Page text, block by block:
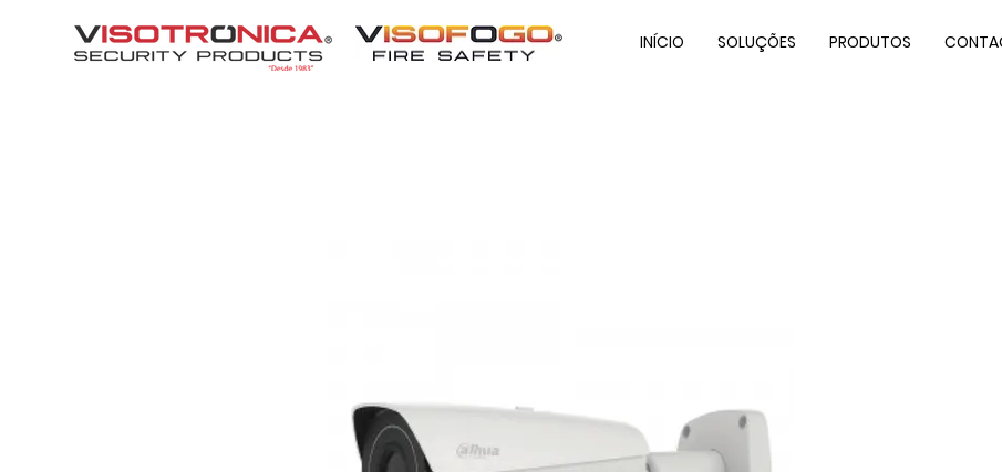
INÍCIO SOLUÇÕES PRODUTOS